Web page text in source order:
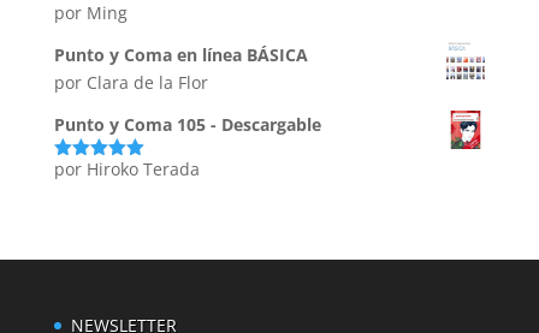
Valorado
5
por Ming
Punto y Coma en línea BÁSICA
por Clara de la Flor
Punto y Coma 105 - Descargable
Valorado
por Hiroko Terada
NEWSLETTER